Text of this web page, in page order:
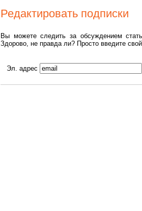
Редактировать подписки
Вы можете следить за обсуждением
Здорово, не правда ли? Просто введите
Эл. адрес